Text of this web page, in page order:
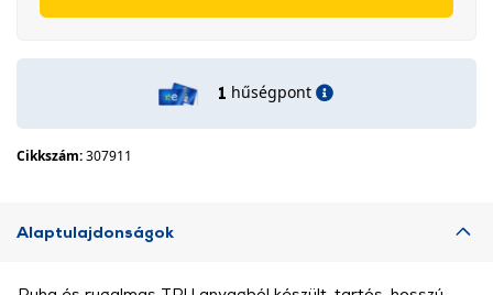
1 hűségpont
Cikkszám:307911
Alaptulajdonságok